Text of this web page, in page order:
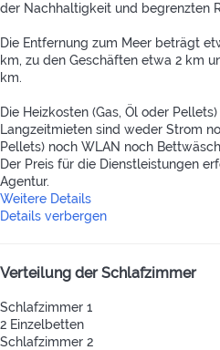
der Nachhaltigkeit und begrenzten
Die Entfernung zum Meer beträgt
km, zu den Geschäften etwa 2 km
km.
Die Heizkosten (Gas, Öl oder
Langzeitmieten sind weder Strom
Pellets) noch WLAN noch
Der Preis für die Dienstleistungen
Agentur.
Weitere Details
Details verbergen
Verteilung der Schlafzimmer
Schlafzimmer 1
2 Einzelbetten
Schlafzimmer 2